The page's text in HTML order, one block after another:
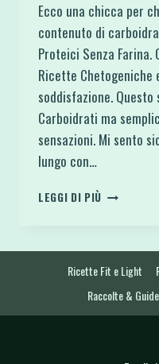
Ecco una chicca per
contenuto di
Proteici Senza
Ricette Chetogeniche
soddisfazione.
Carboidrati ma
sensazioni. Mi sento
lungo con…
LEGGI DI PIÙ GNOCCHI
FARINA
Ricette Fit e Light
Raccolte & Guide